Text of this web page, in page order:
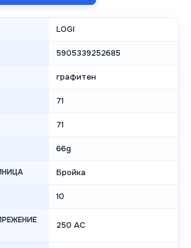
LOGI
5905339252685
графитен
71
71
66g
Бройка
10
250 AC